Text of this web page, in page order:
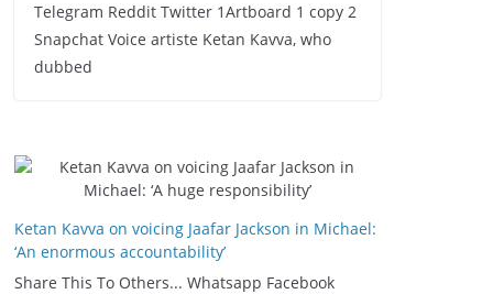
Telegram Reddit Twitter 1Artboard 1 copy 2
Snapchat Voice artiste Ketan Kavva, who
dubbed
Ketan Kavva on voicing Jaafar Jackson in Michael:
‘An enormous accountability’
Share This To Others... Whatsapp Facebook